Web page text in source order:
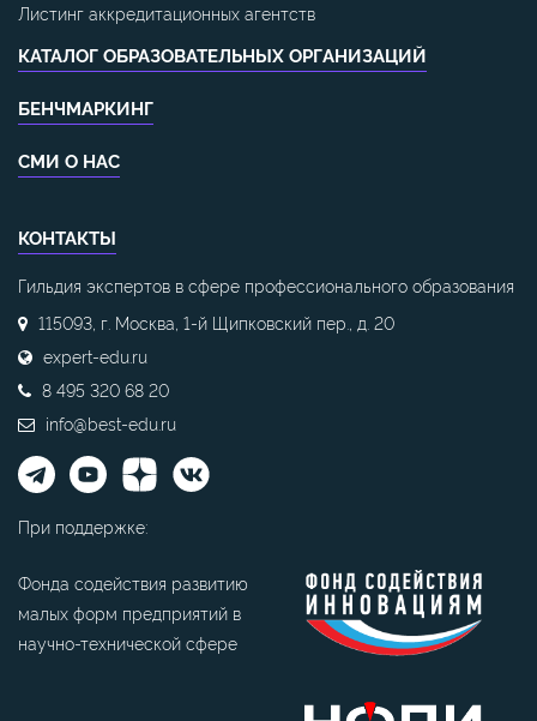
Листинг аккредитационных агентств
КАТАЛОГ ОБРАЗОВАТЕЛЬНЫХ ОРГАНИЗАЦИЙ
БЕНЧМАРКИНГ
СМИ О НАС
КОНТАКТЫ
Гильдия экспертов в сфере профессионального образования
115093, г. Москва, 1-й Щипковский пер., д. 20
expert-edu.ru
8 495 320 68 20
info@best-edu.ru
При поддержке:
Фонда содействия развитию
малых форм предприятий в
научно-технической сфере